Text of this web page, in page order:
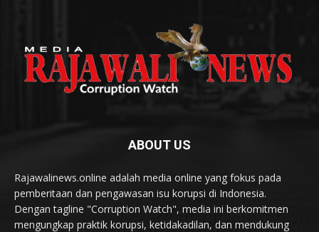
ABOUT US
Rajawalinews.online adalah media online yang fokus pada
pemberitaan dan pengawasan isu korupsi di Indonesia.
Dengan tagline "Corruption Watch", media ini berkomitmen
mengungkap praktik korupsi, ketidakadilan, dan mendukung